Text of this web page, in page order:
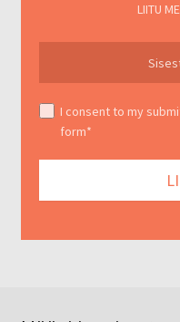
LIITU
I consent to my
form*